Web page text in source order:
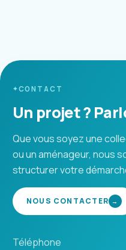
CONTACT
Un projet ?
Que vous soyez une
ou un aménageur, nous
structurer votre
NOUS CONTACTER →
Téléphone